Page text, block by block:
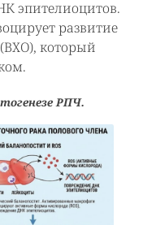
эпителиоцитов.
развитие
который
РПЧ.